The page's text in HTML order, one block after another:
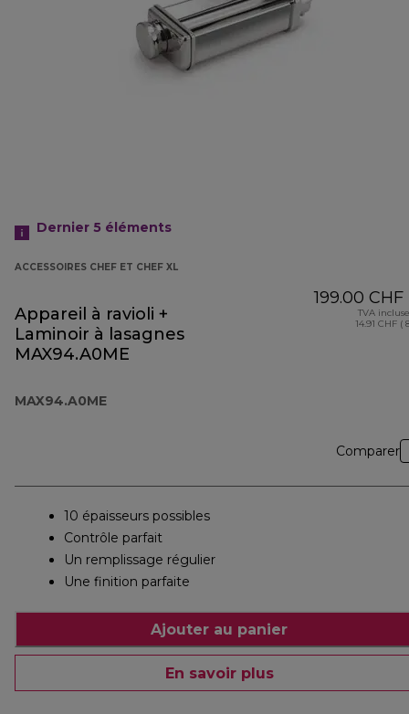
Dernier 5 éléments
ACCESSOIRES CHEF ET CHEF XL
Appareil à ravioli +
Laminoir à lasagnes
MAX94.A0ME
MAX94.A0ME
199.00 CHF
TVA
14.91 CHF (
Comparer
10 épaisseurs possibles
Contrôle parfait
Un remplissage régulier
Une finition parfaite
Ajouter au panier
En savoir plus